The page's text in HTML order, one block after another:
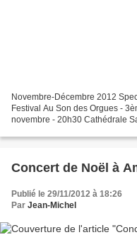
Novembre-Décembre 2012
Festival Au Son des Orgues -
novembre - 20h30 Cathédrale
Concert de Noël à
Publié le 29/11/2012 à 18:26
Par Jean-Michel